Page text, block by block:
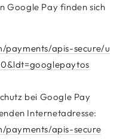
Google Pay finden sich
/payments/apis-secure/u
&ldt=googlepaytos
bei Google Pay
Internetadresse:
/payments/apis-secure